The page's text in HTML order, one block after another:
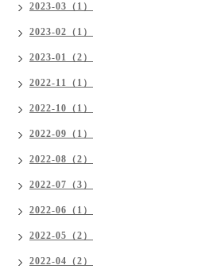
2023-03（1）
2023-02（1）
2023-01（2）
2022-11（1）
2022-10（1）
2022-09（1）
2022-08（2）
2022-07（3）
2022-06（1）
2022-05（2）
2022-04（2）